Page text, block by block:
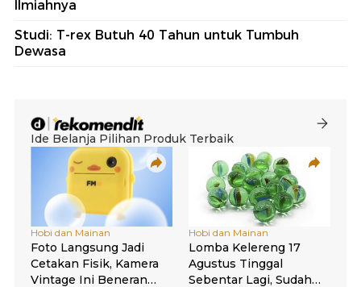
Ilmiahnya
Studi: T-rex Butuh 40 Tahun untuk Tumbuh
Dewasa